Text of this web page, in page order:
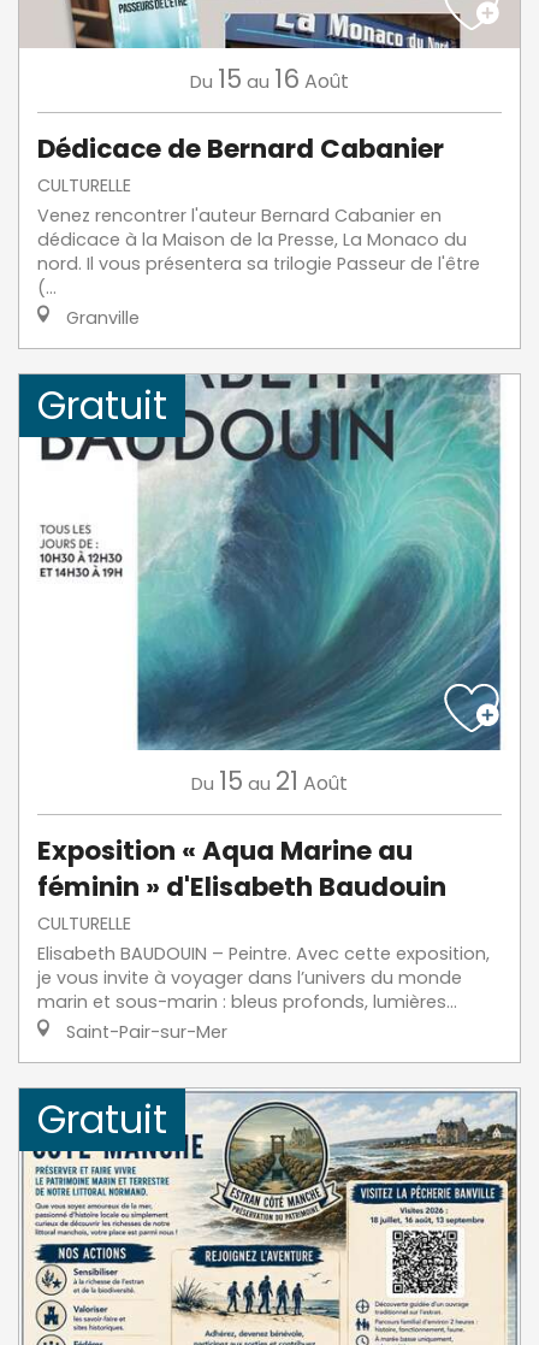
Du 15 au 16 Août
Dédicace de Bernard Cabanier
CULTURELLE
Venez rencontrer l'auteur Bernard Cabanier en
dédicace à la Maison de la Presse, La Monaco du
nord. Il vous présentera sa trilogie Passeur de l'être
(...
Granville
Gratuit
Du 15 au 21 Août
Exposition « Aqua Marine au
féminin » d'Elisabeth Baudouin
CULTURELLE
Elisabeth BAUDOUIN – Peintre. Avec cette exposition,
je vous invite à voyager dans l’univers du monde
marin et sous-marin : bleus profonds, lumières...
Saint-Pair-sur-Mer
Gratuit